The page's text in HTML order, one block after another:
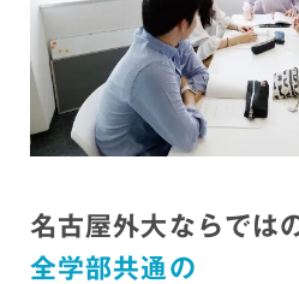
名古屋外大ならでは
全学部共通の